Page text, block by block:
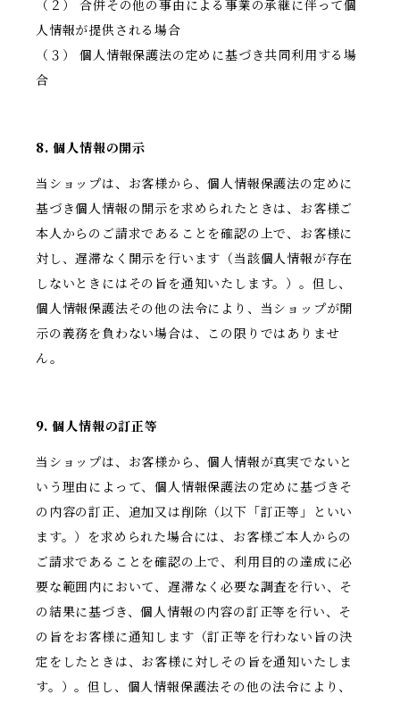
（２） 合併その他の事由による事業の承継に伴って個
人情報が提供される場合
（３） 個人情報保護法の定めに基づき共同利用する場
合
8. 個人情報の開示
当ショップは、お客様から、個人情報保護法の定めに
基づき個人情報の開示を求められたときは、お客様ご
本人からのご請求であることを確認の上で、お客様に
対し、遅滞なく開示を行います（当該個人情報が存在
しないときにはその旨を通知いたします。）。但し、
個人情報保護法その他の法令により、当ショップが開
示の義務を負わない場合は、この限りではありませ
ん。
9. 個人情報の訂正等
当ショップは、お客様から、個人情報が真実でないと
いう理由によって、個人情報保護法の定めに基づきそ
の内容の訂正、追加又は削除（以下「訂正等」といい
ます。）を求められた場合には、お客様ご本人からの
ご請求であることを確認の上で、利用目的の達成に必
要な範囲内において、遅滞なく必要な調査を行い、そ
の結果に基づき、個人情報の内容の訂正等を行い、そ
の旨をお客様に通知します（訂正等を行わない旨の決
定をしたときは、お客様に対しその旨を通知いたしま
す。）。但し、個人情報保護法その他の法令により、